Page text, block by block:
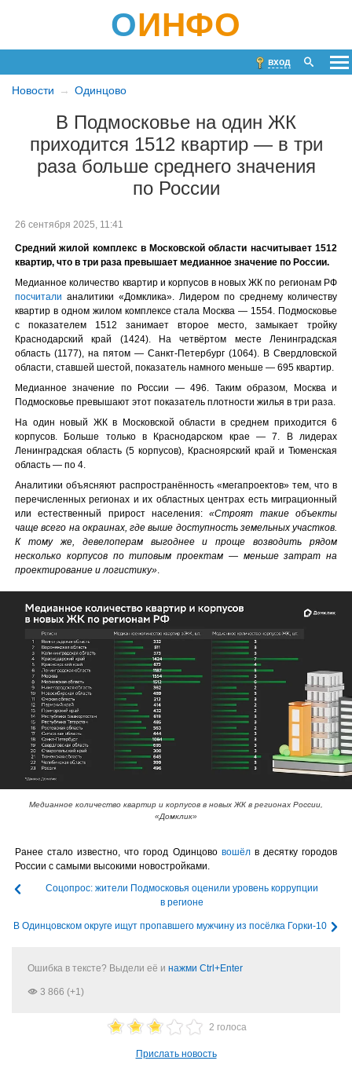
ОИНФО
вход
Новости Одинцово
В Подмосковье на один ЖК
приходится 1512 квартир — в три
раза больше среднего значения
по России
26 сентября 2025, 11:41
Средний жилой комплекс в Московской области насчитывает 1512
квартир, что в три раза превышает медианное значение по России.
Медианное количество квартир и корпусов в новых ЖК по регионам РФ
посчитали аналитики «Домклика». Лидером по среднему количеству
квартир в одном жилом комплексе стала Москва — 1554. Подмосковье
с показателем 1512 занимает второе место, замыкает тройку
Краснодарский край (1424). На четвёртом месте Ленинградская
область (1177), на пятом — Санкт-Петербург (1064). В Свердловской
области, ставшей шестой, показатель намного меньше — 695 квартир.
Медианное значение по России — 496. Таким образом, Москва и
Подмосковье превышают этот показатель плотности жилья в три раза.
На один новый ЖК в Московской области в среднем приходится 6
корпусов. Больше только в Краснодарском крае — 7. В лидерах
Ленинградская область (5 корпусов), Красноярский край и Тюменская
область — по 4.
Аналитики объясняют распространённость «мегапроектов» тем, что в
перечисленных регионах и их областных центрах есть миграционный
или естественный прирост населения:«Строят такие объекты
чаще всего на окраинах, где выше доступность земельных участков.
К тому же, девелоперам выгоднее и проще возводить рядом
несколько корпусов по типовым проектам — меньше затрат на
проектирование и логистику»
Медианное количество квартир и корпусов в новых ЖК в регионах России,
«Домклик»
Ранее стало известно, что город Одинцово вошёлв десятку городов
России с самыми высокими новостройками.
Соцопрос: жители Подмосковья оценили уровень коррупции
в регионе
В Одинцовском округе ищут пропавшего мужчину из посёлка Горки-10
Ошибка в тексте? Выдели её и нажми Ctrl+Enter
3 866 (+1)
2 голоса
Прислать новость